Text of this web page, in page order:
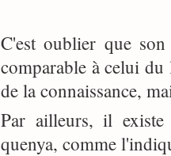
C'est oublier que
comparable à celui
de la connaissance,
Par ailleurs, il
quenya, comme